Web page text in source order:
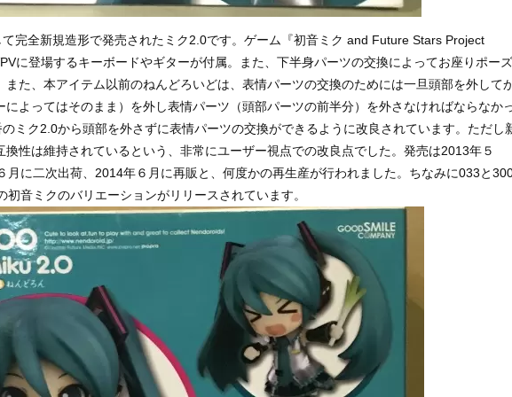
完全新規造形で発売されたミク2.0です。ゲーム『初音ミク and Future Stars Project
に登場するキーボードやギターが付属。また、下半身パーツの交換によってお座りポーズ
また、本アイテム以前のねんどろいどは、表情パーツの交換のためには一旦頭部を外して
によってはそのまま）を外し表情パーツ（頭部パーツの前半分）を外さなければならなか
ミク2.0から頭部を外さずに表情パーツの交換ができるように改良されています。ただし
換性は維持されているという、非常にユーザー視点での改良点でした。発売は2013年５
月に二次出荷、2014年６月に再販と、何度かの再生産が行われました。ちなみに033と
初音ミクのバリエーションがリリースされています。